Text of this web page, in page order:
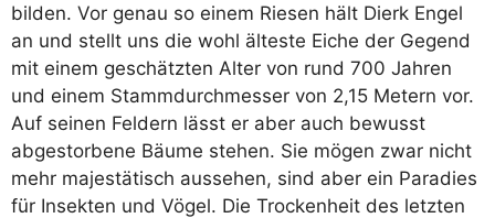
bilden. Vor genau so einem Riesen hält Dierk Engel
an und stellt uns die wohl älteste Eiche der Gegend
mit einem geschätzten Alter von rund 700 Jahren
und einem Stammdurchmesser von 2,15 Metern vor.
Auf seinen Feldern lässt er aber auch bewusst
abgestorbene Bäume stehen. Sie mögen zwar nicht
mehr majestätisch aussehen, sind aber ein Paradies
für Insekten und Vögel. Die Trockenheit des letzten